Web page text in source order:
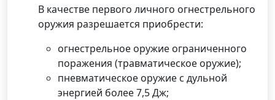
В качестве первого личного огнестрельного
оружия разрешается приобрести:
огнестрельное оружие ограниченного
поражения (травматическое оружие);
пневматическое оружие с дульной
энергией более 7,5 Дж;